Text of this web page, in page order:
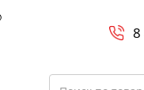
8 800-
Search